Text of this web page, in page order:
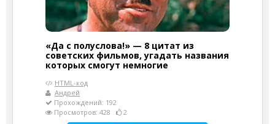
«Да с полуслова!» — 8 цитат из
советских фильмов, угадать названия
которых смогут немногие
HTML-код
Андрей
Прохождений: 192
Просмотров: 428
2